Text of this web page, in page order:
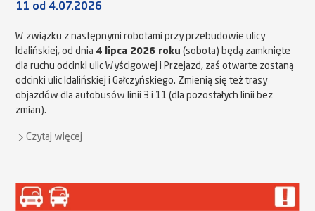
11 od 4.07.2026
W związku z następnymi robotami przy przebudowie ulicy
Idalińskiej, od dnia 4 lipca 2026 roku (sobota) będą zamknięte
dla ruchu odcinki ulic Wyścigowej i Przejazd, zaś otwarte zostaną
odcinki ulic Idalińskiej i Gałczyńskiego. Zmienią się też trasy
objazdów dla autobusów linii 3 i 11 (dla pozostałych linii bez
zmian).
Czytaj więcej